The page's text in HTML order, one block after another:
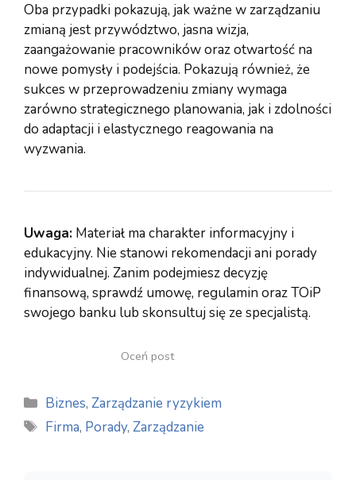
Oba przypadki pokazują, jak ważne w zarządzaniu
zmianą jest przywództwo, jasna wizja,
zaangażowanie pracowników oraz otwartość na
nowe pomysły i podejścia. Pokazują również, że
sukces w przeprowadzeniu zmiany wymaga
zarówno strategicznego planowania, jak i zdolności
do adaptacji i elastycznego reagowania na
wyzwania.
Uwaga: Materiał ma charakter informacyjny i
edukacyjny. Nie stanowi rekomendacji ani porady
indywidualnej. Zanim podejmiesz decyzję
finansową, sprawdź umowę, regulamin oraz TOiP
swojego banku lub skonsultuj się ze specjalistą.
Oceń post
Kategorie
Biznes,Zarządzanie ryzykiem
Tagi
Firma, Porady,Zarządzanie